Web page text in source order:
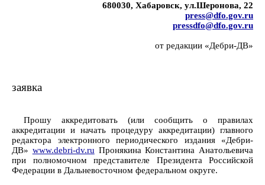
680030, Хабаровск, ул.Шеронова, 22
press@dfo.gov.ru
pressdfo@dfo.gov.ru
от редакции «Дебри-ДВ»
заявка
Прошу аккредитовать (или сообщить о правилах
аккредитации и начать процедуру аккредитации) главного
редактора электронного периодического издания «Дебри-
ДВ» www.debri-dv.ru Пронякина Константина Анатольевича
при полномочном представителе Президента Российской
Федерации в Дальневосточном федеральном округе.